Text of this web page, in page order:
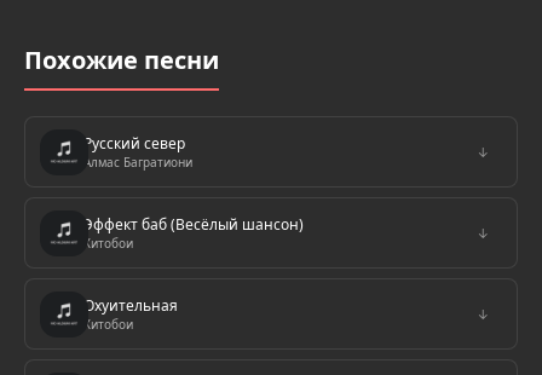
Похожие песни
Русский север
Алмас Багратиони
↓
Эффект баб (Весёлый шансон)
Хитобои
↓
Охуительная
Хитобои
↓